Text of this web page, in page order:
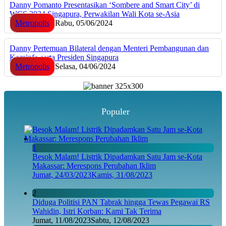
Danny Pomanto Presentasikan ‘Sombere and Smart City’ di
WCS 2024 Singapura, Perwakilan Wali Kota se-Asia
Metropolis
Rabu, 05/06/2024
Danny Pertemuan Bilateral dengan Menteri Pembangunan dan
Kominfo serta Presiden Singapura
Metropolis
Selasa, 04/06/2024
Populer
1
Besok Malam! Listrik Dipadamkan Satu Jam se-Kota
Makassar: Merespons Perubahan Iklim
Jumat, 24/03/2023Kamis, 31/08/2023
2
Diduga Politisi PAN Tabrak hingga Tewas Pegawai RS
Wahidin, Istri Korban: Kami Tak Terima
Jumat, 11/08/2023Sabtu, 12/08/2023